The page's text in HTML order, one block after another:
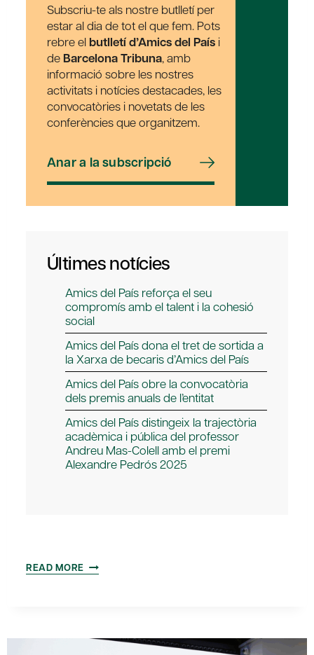
Subscriu-te als nostre butlletí per
estar al dia de tot el que fem. Pots
rebre el butlletí d’Amics del País i
de Barcelona Tribuna, amb
informació sobre les nostres
activitats i notícies destacades, les
convocatòries i novetats de les
conferències que organitzem.
Anar a la subscripció
Últimes notícies
Amics del País reforça el seu
compromís amb el talent i la cohesió
social
Amics del País dona el tret de sortida a
la Xarxa de becaris d’Amics del País
Amics del País obre la convocatòria
dels premis anuals de l’entitat
Amics del País distingeix la trajectòria
acadèmica i pública del professor
Andreu Mas-Colell amb el premi
Alexandre Pedrós 2025
READ MORE AMICS
CONVOCATÒRIA